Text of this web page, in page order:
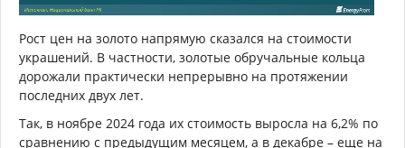
Рост цен на золото напрямую сказался на стоимости
украшений. В частности, золотые обручальные кольца
дорожали практически непрерывно на протяжении
последних двух лет.
Так, в ноябре 2024 года их стоимость выросла на 6,2% по
сравнению с предыдущим месяцем, а в декабре – еще на